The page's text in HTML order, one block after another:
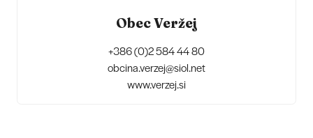
Obec Veržej
+386 (0)2 584 44 80
obcina.verzej@siol.net
www.verzej.si